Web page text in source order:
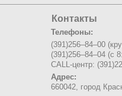
Контакты
Телефоны:
(391)256–84–00
(391)256–84–04 (с
CALL-центр:
Адрес:
660042, город